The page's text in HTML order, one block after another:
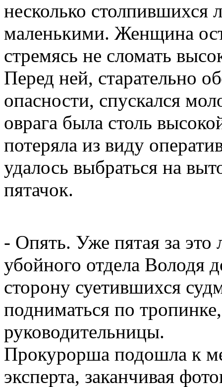
несколько столпившихся
маленькими. Женщина
стремясь не сломать
Перед ней, старательно
опасности, спускался
оврага была столь
потеряла из виду
удалось выбраться на
пятачок.
- Опять. Уже пятая за это
убойного отдела Володя
сторону суетившихся
подниматься по
руководительницы.
Прокурорша подошла к
эксперта, заканчивая